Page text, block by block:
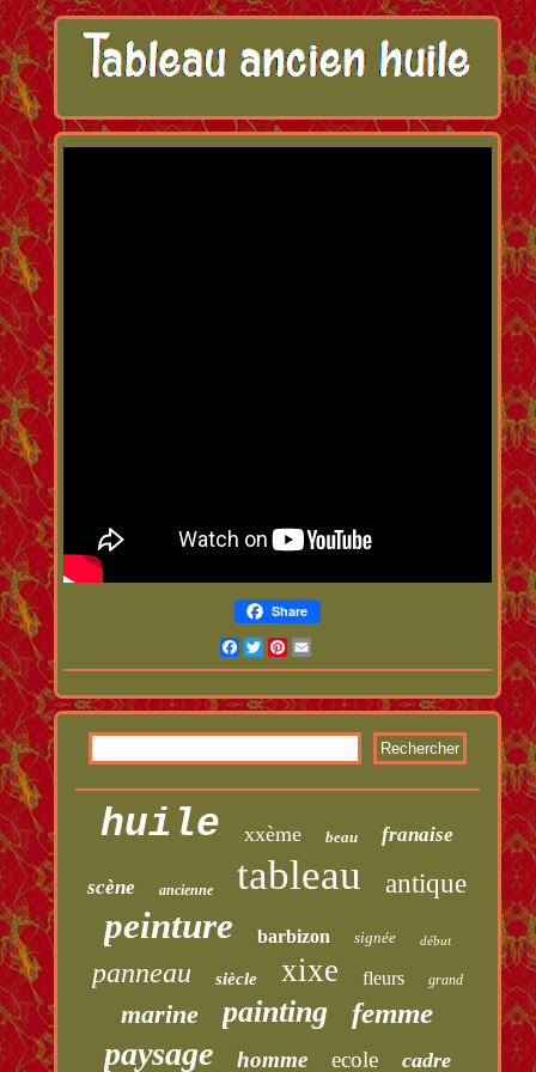
Share
Facebook
TwitterPinterest
huile xxème beau franaise
scène ancienne tableau antique
peinture barbizon signée début
panneau siècle xixe fleurs grand
marine painting femme
paysage homme ecole cadre